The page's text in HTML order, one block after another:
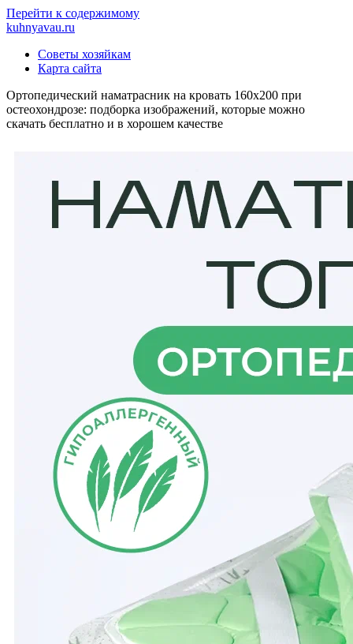
Перейти к содержимому
kuhnyavau.ru
Советы хозяйкам
Карта сайта
Ортопедический наматрасник на кровать 160х200 при
остеохондрозе: подборка изображений, которые можно
скачать бесплатно и в хорошем качестве